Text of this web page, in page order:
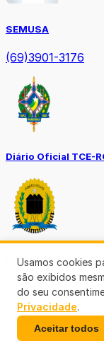
SEMUSA
(69)3901-3176
Diário Oficial TCE-
Diário Prefeitura
Usamos cookies
são exibidos
do seu
Privacidade.
Aceitar todos